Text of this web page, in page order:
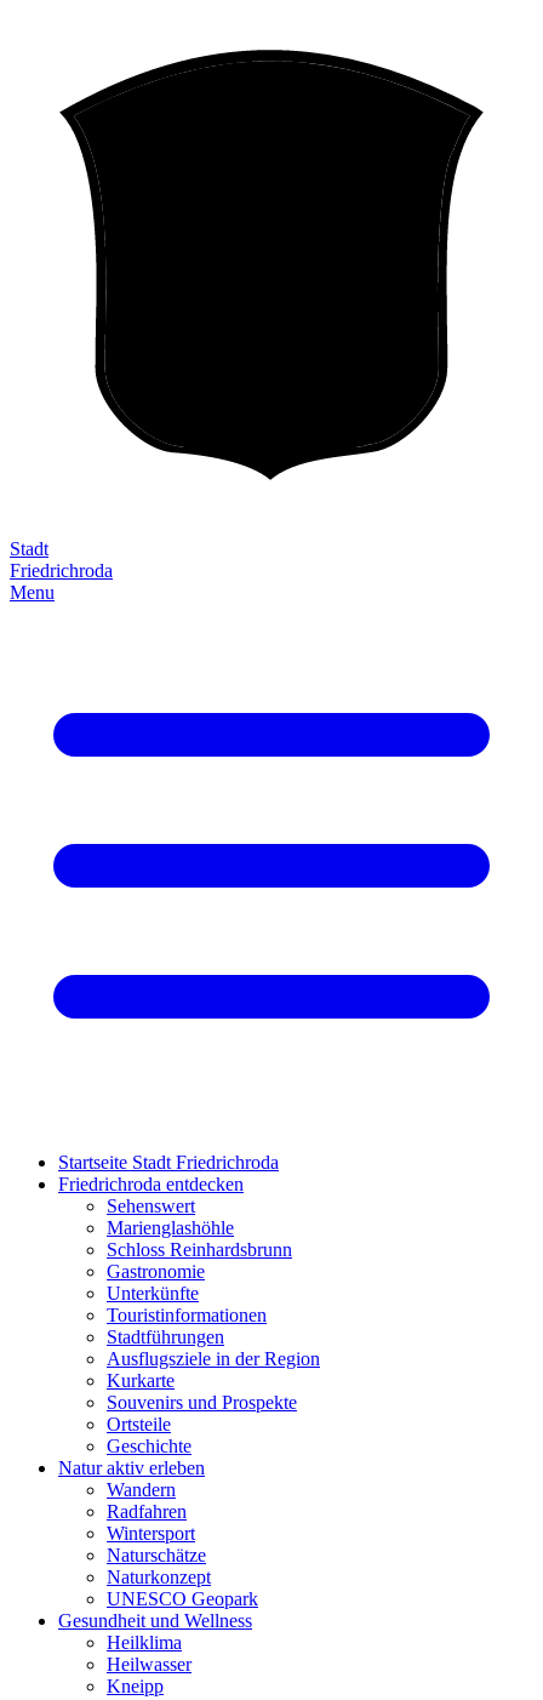
Stadt
Friedrich­roda
Menu
Startseite Stadt Friedrichroda
Friedrichroda entdecken
Sehenswert
Marienglashöhle
Schloss Reinhardsbrunn
Gastronomie
Unterkünfte
Touristinformationen
Stadtführungen
Ausflugsziele in der Region
Kurkarte
Souvenirs und Prospekte
Ortsteile
Geschichte
Natur aktiv erleben
Wandern
Radfahren
Wintersport
Naturschätze
Naturkonzept
UNESCO Geopark
Gesundheit und Wellness
Heilklima
Heilwasser
Kneipp